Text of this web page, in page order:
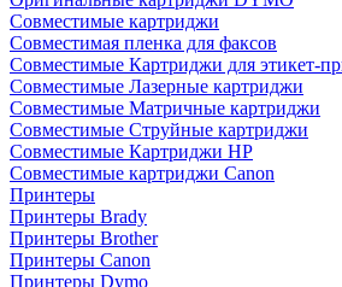
Совместимые картриджи
Совместимая пленка для факсов
Совместимые Картриджи для этикет-
Совместимые Лазерные картриджи
Совместимые Матричные картриджи
Совместимые Струйные картриджи
Совместимые Картриджи HP
Совместимые картриджи Canon
Принтеры
Принтеры Brady
Принтеры Brother
Принтеры Canon
Принтеры Dymo